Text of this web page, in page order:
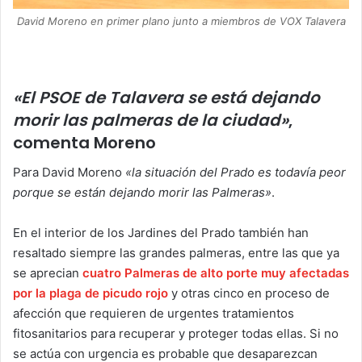
David Moreno en primer plano junto a miembros de VOX Talavera
«El PSOE de Talavera se está dejando
morir las palmeras de la ciudad»,
comenta Moreno
Para David Moreno «la situación del Prado es todavía peor
porque se están dejando morir las Palmeras».
En el interior de los Jardines del Prado también han
resaltado siempre las grandes palmeras, entre las que ya
se aprecian cuatro Palmeras de alto porte muy afectadas
por la plaga de picudo rojo y otras cinco en proceso de
afección que requieren de urgentes tratamientos
fitosanitarios para recuperar y proteger todas ellas. Si no
se actúa con urgencia es probable que desaparezcan